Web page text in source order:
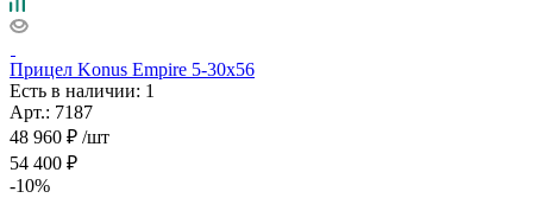
Прицел Konus Empire 5-30x56
Есть в наличии: 1
Арт.: 7187
48 960 ₽ /шт
54 400 ₽
-10%